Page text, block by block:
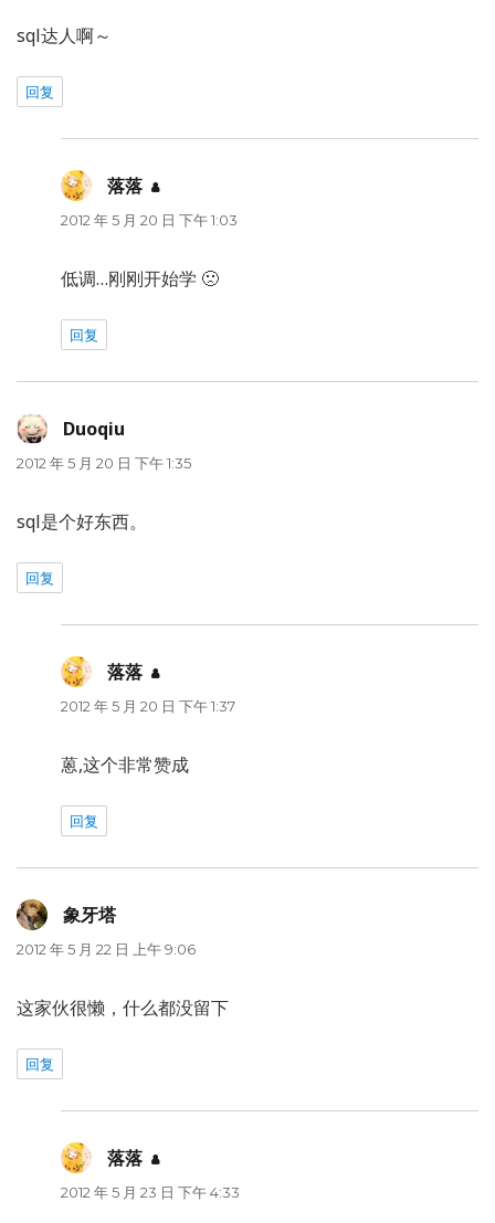
sql达人啊～
回复
落落 说
道：
2012 年 5 月 20 日 下午 1:03
低调…刚刚开始学 🙁
回复
Duoqiu
道：
2012 年 5 月 20 日 下午 1:35
sql是个好东西。
回复
落落 说
道：
2012 年 5 月 20 日 下午 1:37
蒽,这个非常赞成
回复
象牙塔说
道：
2012 年 5 月 22 日 上午 9:06
这家伙很懒，什么都没留下
回复
落落 说
道：
2012 年 5 月 23 日 下午 4:33